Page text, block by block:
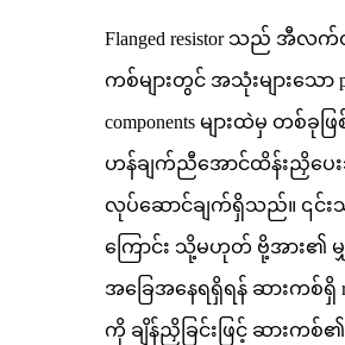
Flanged resistor သည် အီလက်
ကစ်များတွင် အသုံးများသော
components များထဲမှ တစ်ခု
ဟန်ချက်ညီအောင်ထိန်းညှိပေ
လုပ်ဆောင်ချက်ရှိသည်။ ၎င်း
ကြောင်း သို့မဟုတ် ဗို့အား၏
အခြေအနေရရှိရန် ဆားကစ်ရှိ
ကို ချိန်ညှိခြင်းဖြင့် ဆားက